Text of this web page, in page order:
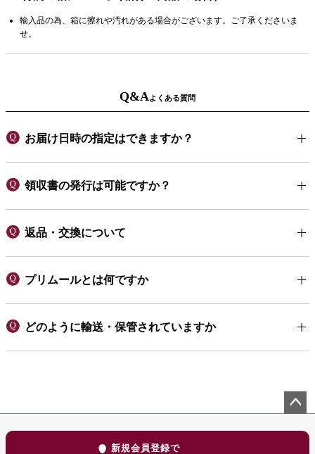
輸入品の為、箱に擦れや汚れがある場合がございます。ご了承くださいま
せ。
Q&Aよくある質問
お届け日時の指定はできますか？
領収書の発行は可能ですか？
返品・交換について
プリムールとは何ですか
どのように輸送・保管されていますか
新規会員登録で